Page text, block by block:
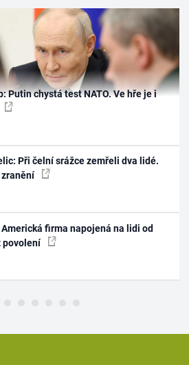
Putin chystá test NATO. Ve hře je i
Při čelní srážce zemřeli dva lidé.
firma napojená na lidi od
povolení